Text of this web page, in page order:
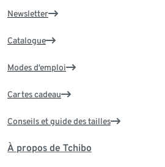
Newsletter
Catalogue
Modes d’emploi
Cartes cadeau
Conseils et guide des tailles
À propos de Tchibo